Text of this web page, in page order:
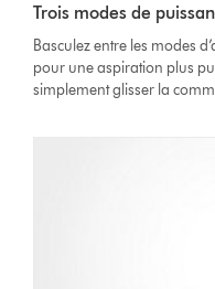
Trois modes de
Basculez entre les modes
pour une aspiration plus
simplement glisser la